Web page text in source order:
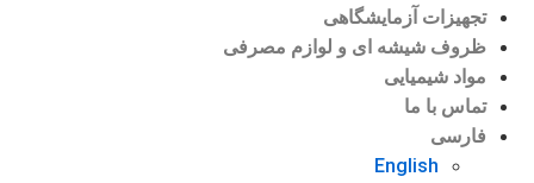
تجهیزات آزمایشگاهی
ظروف شیشه ای و لوازم مصرفی
مواد شیمیایی
تماس با ما
فارسی
English